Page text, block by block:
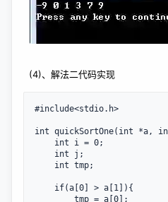
(4)、解法二代码实现
#include<stdio.h>
int quickSortOne(int *a,
int i = 0;
int j;
int tmp;
if(a[0] > a[1]){
tmp = a[0];